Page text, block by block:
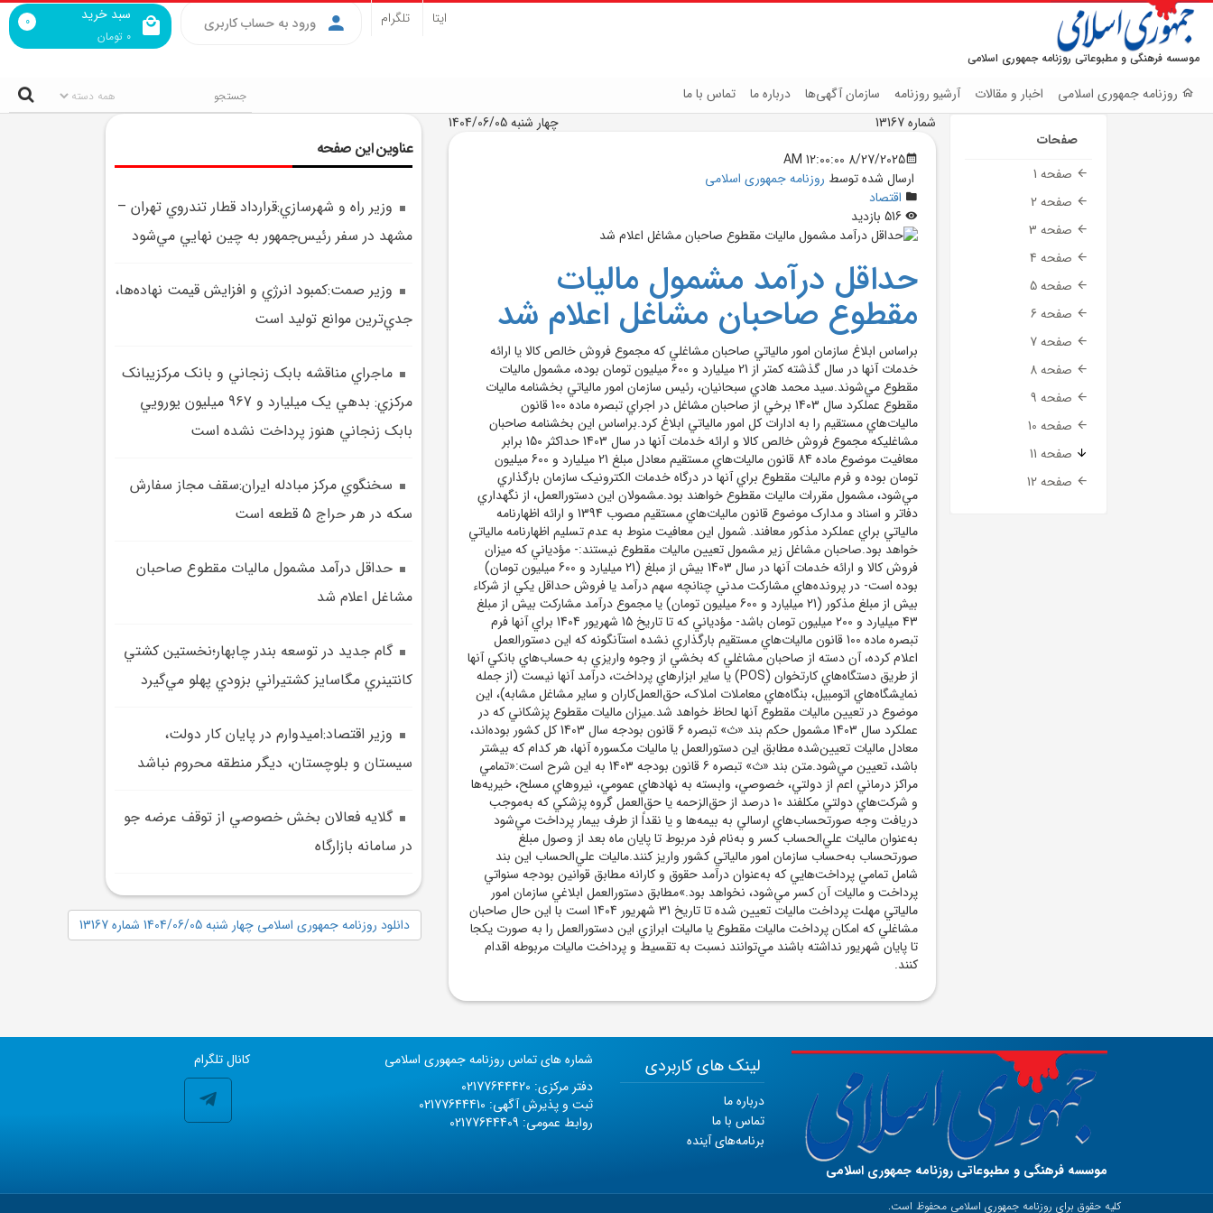
موسسه فرهنگی و مطبوعاتی روزنامه جمهوری اسلامی
سبد خرید
0 تومان
0 ورود به حساب کاربری ایتا تلگرام
روزنامه جمهوری اسلامی اخبار و مقالات آرشیو روزنامه سازمان آگهی‌ها درباره ما تماس با ما
صفحات
صفحه 1
صفحه 2
صفحه 3
صفحه 4
صفحه 5
صفحه 6
صفحه 7
صفحه 8
صفحه 9
صفحه 10
صفحه 11
صفحه 12
شماره 13167
چهار شنبه 1404/06/05
8/27/2025 12:00:00 AM
ارسال شده توسط روزنامه جمهوری اسلامی
اقتصاد
حداقل درآمد مشمول ماليات
مقطوع صاحبان مشاغل اعلام شد
براساس ابلاغ سازمان امور مالياتي صاحبان مشاغلي که مجموع فروش خالص کالا يا ارائه
خدمات آنها در سال گذشته کمتر از 21 ميليارد و 600 ميليون تومان بوده، مشمول ماليات
مقطوع مي‌شوند.سيد محمد هادي سبحانيان، رئيس سازمان امور مالياتي بخشنامه ماليات
مقطوع عملکرد سال 1403 برخي از صاحبان مشاغل در اجراي تبصره ماده 100 قانون
ماليات‌هاي مستقيم را به ادارات کل امور مالياتي ابلاغ کرد.براساس اين بخشنامه صاحبان
مشاغليکه مجموع فروش خالص کالا و ارائه خدمات آنها در سال 1403 حداکثر 150 برابر
معافيت موضوع ماده 84 قانون ماليات‌هاي مستقيم معادل مبلغ 21 ميليارد و 600 ميليون
تومان بوده و فرم ماليات مقطوع براي آنها در درگاه خدمات الکترونيک سازمان بارگذاري
مي‌شود، مشمول مقررات ماليات مقطوع خواهند بود.مشمولان اين دستورالعمل، از نگهداري
دفاتر و اسناد و مدارک موضوع قانون ماليات‌هاي مستقيم مصوب 1394 و ارائه اظهارنامه
مالياتي براي عملکرد مذکور معافند. شمول اين معافيت منوط به عدم تسليم اظهارنامه مالياتي
خواهد بود.صاحبان مشاغل زير مشمول تعيين ماليات مقطوع نيستند:- مؤدياني که ميزان
فروش کالا و ارائه خدمات آنها در سال 1403 بيش از مبلغ (21 ميليارد و 600 ميليون تومان)
بوده است- در پرونده‌هاي مشارکت مدني چنانچه سهم درآمد يا فروش حداقل يکي از شرکاء
بيش از مبلغ مذکور (21 ميليارد و 600 ميليون تومان) يا مجموع درآمد مشارکت بيش از مبلغ
43 ميليارد و 200 ميليون تومان باشد- مؤدياني که تا تاريخ 15 شهريور 1404 براي آنها فرم
تبصره ماده 100 قانون ماليات‌هاي مستقيم بارگذاري نشده استآنگونه که اين دستورالعمل
اعلام کرده، آن دسته از صاحبان مشاغلي که بخشي از وجوه واريزي به حساب‌هاي بانکي آنها
از طريق دستگاه‌هاي کارتخوان (POS) يا ساير ابزارهاي پرداخت، درآمد آنها نيست (از جمله
نمايشگاه‌هاي اتومبيل، بنگاه‌هاي معاملات املاک، حق‌العمل‌کاران و ساير مشاغل مشابه)، اين
موضوع در تعيين ماليات مقطوع آنها لحاظ خواهد شد.ميزان ماليات مقطوع پزشکاني که در
عملکرد سال 1403 مشمول حکم بند «ث» تبصره 6 قانون بودجه سال 1403 کل کشور بوده‌اند،
معادل ماليات تعيين‌شده مطابق اين دستورالعمل يا ماليات مکسوره آنها، هر کدام که بيشتر
باشد، تعيين مي‌شود.متن بند «ث» تبصره 6 قانون بودجه 1403 به اين شرح است:«تمامي
مراکز درماني اعم از دولتي، خصوصي، وابسته به نهادهاي عمومي، نيروهاي مسلح، خيريه‌ها
و شرکت‌هاي دولتي مکلفند 10 ‌درصد از حق‌الزحمه يا حق‌العمل گروه پزشکي که به‌موجب
دريافت وجه صورتحساب‌هاي ارسالي به بيمه‌ها و يا نقداً از طرف بيمار پرداخت مي‌شود
به‌عنوان ماليات علي‌الحساب کسر و به‌نام فرد مربوط تا پايان ماه بعد از وصول مبلغ
صورتحساب به‌حساب سازمان امور مالياتي کشور واريز کنند.ماليات علي‌الحساب اين بند
شامل تمامي پرداخت‌هايي که به‌عنوان درآمد حقوق و کارانه مطابق قوانين بودجه سنواتي
پرداخت و ماليات آن کسر مي‌شود، نخواهد بود.»مطابق دستورالعمل ابلاغي سازمان امور
مالياتي مهلت پرداخت ماليات تعيين شده تا تاريخ 31 شهريور 1404 است با اين حال صاحبان
مشاغلي که امکان پرداخت ماليات مقطوع يا ماليات ابرازي اين دستورالعمل را به صورت يکجا
تا پايان شهريور نداشته باشند مي‌توانند نسبت به تقسيط و پرداخت ماليات مربوطه اقدام
کنند.
عناوین این صفحه
وزير راه و شهرسازي:قرارداد قطار تندروي تهران –
مشهد در سفر رئيس‌جمهور به چين نهايي مي‌شود
وزير صمت:کمبود انرژي و افزايش قيمت نهاده‌ها،
جدي‌ترين موانع توليد است
ماجراي مناقشه بابک زنجاني و بانک مرکزيبانک
مرکزي: بدهي يک ميليارد و 967 ميليون يورويي
بابک زنجاني هنوز پرداخت نشده است
سخنگوي مرکز مبادله ايران:سقف مجاز سفارش
سکه در هر حراج 5 قطعه است
حداقل درآمد مشمول ماليات مقطوع صاحبان
مشاغل اعلام شد
گام جديد در توسعه بندر چابهار؛نخستين کشتي
کانتينري مگاسايز کشتيراني بزودي پهلو مي‌گيرد
وزير اقتصاد:اميدوارم در پايان کار دولت،
سيستان و بلوچستان، ديگر منطقه محروم نباشد
گلايه فعالان بخش خصوصي از توقف عرضه جو
در سامانه بازارگاه
دانلود روزنامه جمهوری اسلامی چهار شنبه 1404/06/05 شماره 13167
کانال تلگرام
شماره های تماس روزنامه جمهوری اسلامی
دفتر مرکزی: 02177644420
ثبت و پذیرش آگهی: 02177644410
روابط عمومی: 02177644409
لینک های کاربردی
درباره ما
تماس با ما
برنامه‌های آینده
موسسه فرهنگی و مطبوعاتی روزنامه جمهوری اسلامی
کلیه حقوق برای روزنامه جمهوری اسلامی محفوظ است.